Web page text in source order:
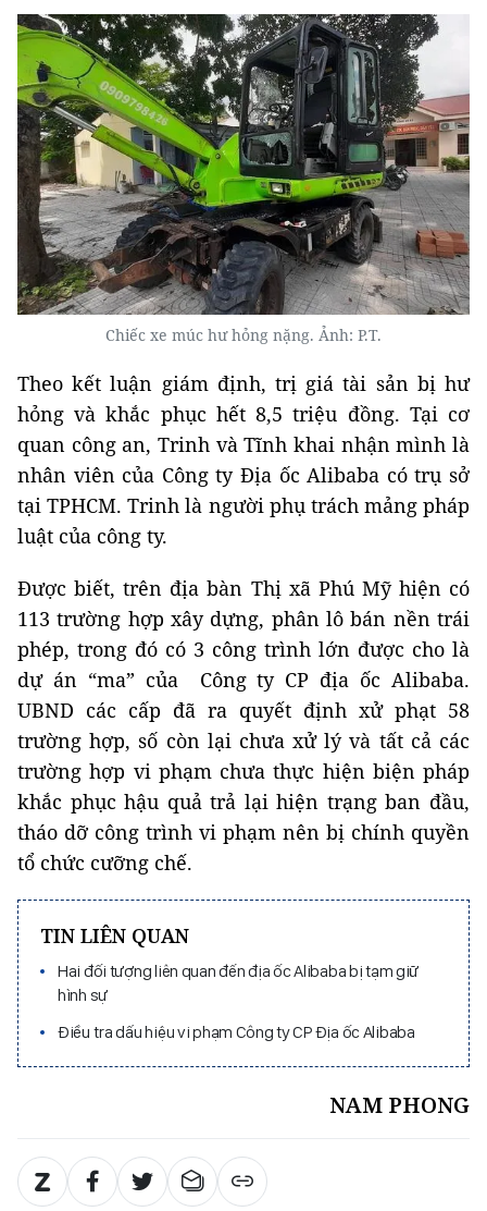
Chiếc xe múc hư hỏng nặng. Ảnh: P.T.
Theo kết luận giám định, trị giá tài sản bị hư
hỏng và khắc phục hết 8,5 triệu đồng. Tại cơ
quan công an, Trinh và Tĩnh khai nhận mình là
nhân viên của Công ty Địa ốc Alibaba có trụ sở
tại TPHCM. Trinh là người phụ trách mảng pháp
luật của công ty.
Được biết, trên địa bàn Thị xã Phú Mỹ hiện có
113 trường hợp xây dựng, phân lô bán nền trái
phép, trong đó có 3 công trình lớn được cho là
dự án “ma” của Công ty CP địa ốc Alibaba.
UBND các cấp đã ra quyết định xử phạt 58
trường hợp, số còn lại chưa xử lý và tất cả các
trường hợp vi phạm chưa thực hiện biện pháp
khắc phục hậu quả trả lại hiện trạng ban đầu,
tháo dỡ công trình vi phạm nên bị chính quyền
tổ chức cưỡng chế.
TIN LIÊN QUAN
Hai đối tượng liên quan đến địa ốc Alibaba bị tạm giữ
hình sự
Điều tra dấu hiệu vi phạm Công ty CP Địa ốc Alibaba
NAM PHONG